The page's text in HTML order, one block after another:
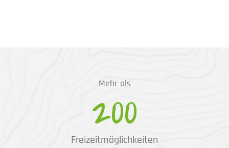
Mehr als
200
Freizeitmöglichkeiten